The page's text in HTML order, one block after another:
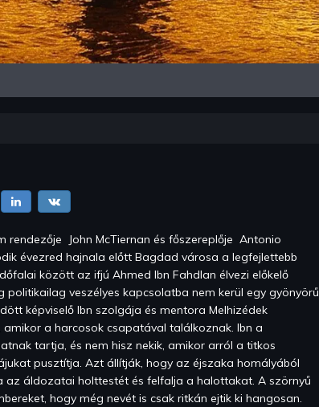
rendezője John McTiernan és főszereplője Antonio
évezred hajnala előtt Bagdad városa a legfejlettebb
között az ifjú Ahmed Ibn Fahdlan élvezi előkelő
politikailag veszélyes kapcsolatba nem kerül egy gyönyörű
képviselő Ibn szolgája és mentora Melhizédek
a harcosok csapatával találkoznak. Ibn a
tartja, és nem hisz nekik, amikor arról a titkos
pusztítja. Azt állítják, hogy az éjszaka homályából
az áldozatai holttestét és felfalja a halottakat. A szörnyű
hogy még nevét is csak ritkán ejtik ki hangosan.